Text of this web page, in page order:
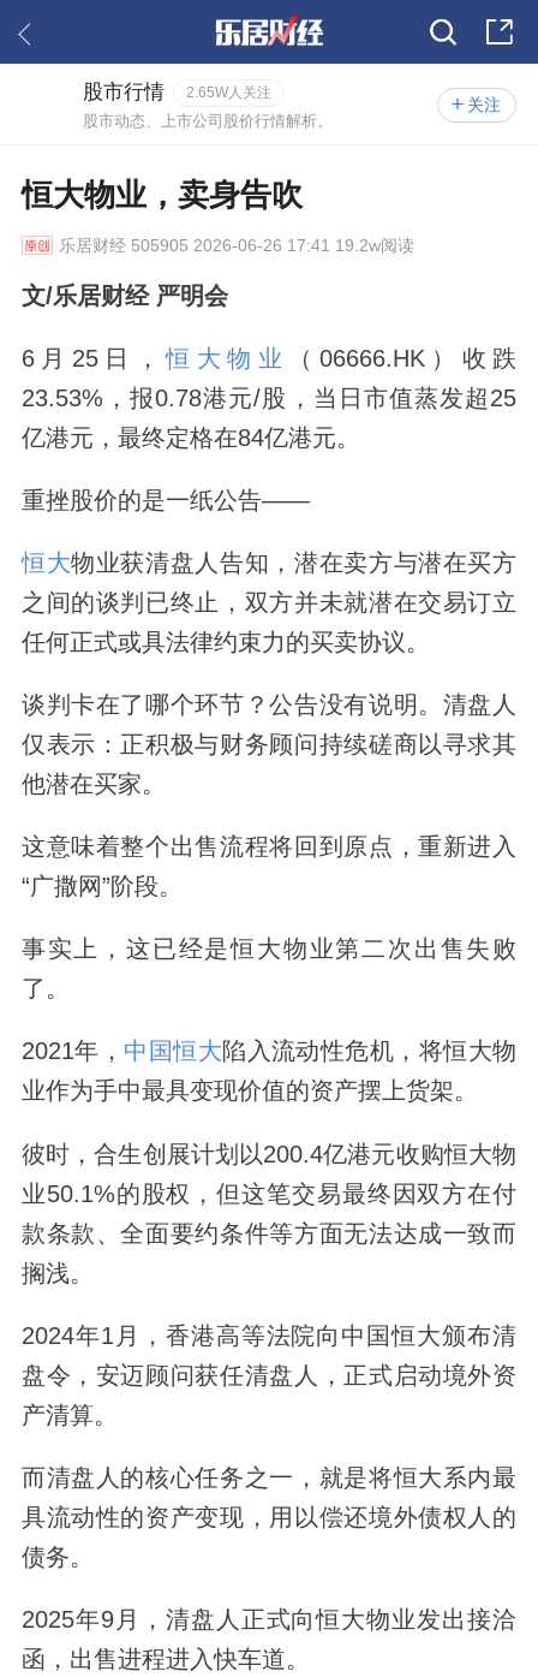
关注
股市行情 2.65W人关注
股市动态、上市公司股价行情解析。
恒大物业，卖身告吹
乐居财经505905 2026-06-26 17:41 19.2w阅读
文/乐居财经 严明会
6月25日，恒大物业
（06666.HK）收跌
23.53%，报0.78港元/股，当日市值蒸发超25
亿港元，最终定格在84亿港元。
重挫股价的是一纸公告——
恒大物业获清盘人告知，潜在卖方与潜在买方
之间的谈判已终止，双方并未就潜在交易订立
任何正式或具法律约束力的买卖协议。
谈判卡在了哪个环节？公告没有说明。清盘人
仅表示：正积极与财务顾问持续磋商以寻求其
他潜在买家。
这意味着整个出售流程将回到原点，重新进入
“广撒网”阶段。
事实上，这已经是恒大物业第二次出售失败
了。
2021年， 中国恒大陷入流动性危机，将恒大物
业作为手中最具变现价值的资产摆上货架。
彼时，合生创展计划以200.4亿港元收购恒大物
业50.1%的股权，但这笔交易最终因双方在付
款条款、全面要约条件等方面无法达成一致而
搁浅。
2024年1月，香港高等法院向中国恒大颁布清
盘令，安迈顾问获任清盘人，正式启动境外资
产清算。
而清盘人的核心任务之一，就是将恒大系内最
具流动性的资产变现，用以偿还境外债权人的
债务。
2025年9月，清盘人正式向恒大物业发出接洽
函，出售进程进入快车道。